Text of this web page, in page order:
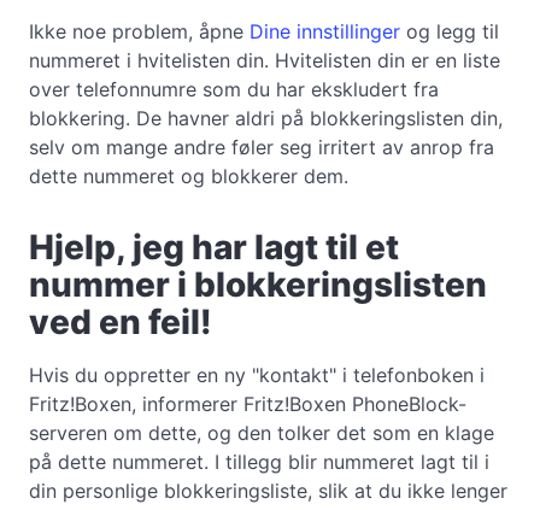
Ikke noe problem, åpne Dine innstillinger og legg til
nummeret i hvitelisten din. Hvitelisten din er en liste
over telefonnumre som du har ekskludert fra
blokkering. De havner aldri på blokkeringslisten din,
selv om mange andre føler seg irritert av anrop fra
dette nummeret og blokkerer dem.
Hjelp, jeg har lagt til et
nummer i blokkeringslisten
ved en feil!
Hvis du oppretter en ny "kontakt" i telefonboken i
Fritz!Boxen, informerer Fritz!Boxen PhoneBlock-
serveren om dette, og den tolker det som en klage
på dette nummeret. I tillegg blir nummeret lagt til i
din personlige blokkeringsliste, slik at du ikke lenger